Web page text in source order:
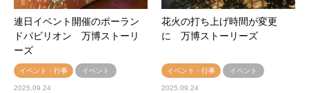
連日イベント開催のポーラン
ドパビリオン 万博ストーリ
ーズ
イベント・行事 イベント
2025.09.24
花火の打ち上げ時間が変更
に 万博ストーリーズ
イベント・行事 イベント
2025.09.24